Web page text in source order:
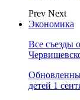
Prev Next
Экономика
Все съезды
детей 1